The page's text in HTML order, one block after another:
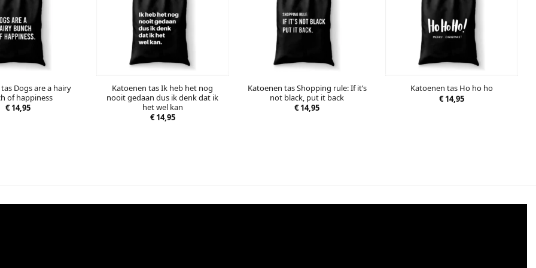
Dogs are a hairy
of happiness
€14,95
Katoenen tas Ik heb het nog
nooit gedaan dus ik denk dat ik
het wel kan
€14,95
Katoenen tas Shopping rule: If it’s
not black, put it back
€14,95
Katoenen tas Ho ho ho
€14,95